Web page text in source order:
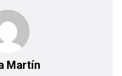
Martín